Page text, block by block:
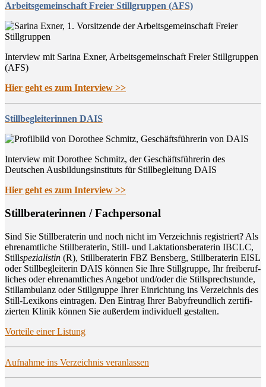
Arbeitsgemeinschaft Freier Stillgruppen (AFS)
Interview mit Sarina Exner, Arbeitsgemeinschaft Freier Stillgruppen
(AFS)
Hier geht es zum Interview >>
Stillbegleiterinnen DAIS
Interview mit Dorothee Schmitz, der Geschäftsführerin des
Deutschen Ausbildungsinstituts für Stillbegleitung DAIS
Hier geht es zum Interview >>
Still­be­ra­te­rin­nen / Fachpersonal
Sind Sie Still­be­ra­te­rin und noch nicht im Ver­zeich­nis regis­triert? Als
ehren­amt­li­che Still­be­ra­te­rin, Still- und Lak­ta­ti­ons­be­ra­te­rin IBCLC,
Stillspe­zia­lis­tin (R), Still­be­ra­te­rin FBZ Bens­berg, Still­be­ra­te­rin EISL
oder Still­be­glei­te­rin DAIS kön­nen Sie Ihre Still­grup­pe, Ihr frei­be­ruf­
li­ches oder ehren­amt­li­ches Ange­bot und/oder die Still­sprech­stun­de,
Still­am­bu­lanz oder Still­grup­pe Ihrer Ein­rich­tung ins Ver­zeich­nis des
Still-Lexi­kons ein­tra­gen. Den Ein­trag Ihrer Baby­freund­lich zer­ti­fi­
zier­ten Kli­nik kön­nen Sie außer­dem indi­vi­du­ell gestalten.
Vor­tei­le einer Listung
Auf­nah­me ins Ver­zeich­nis veranlassen